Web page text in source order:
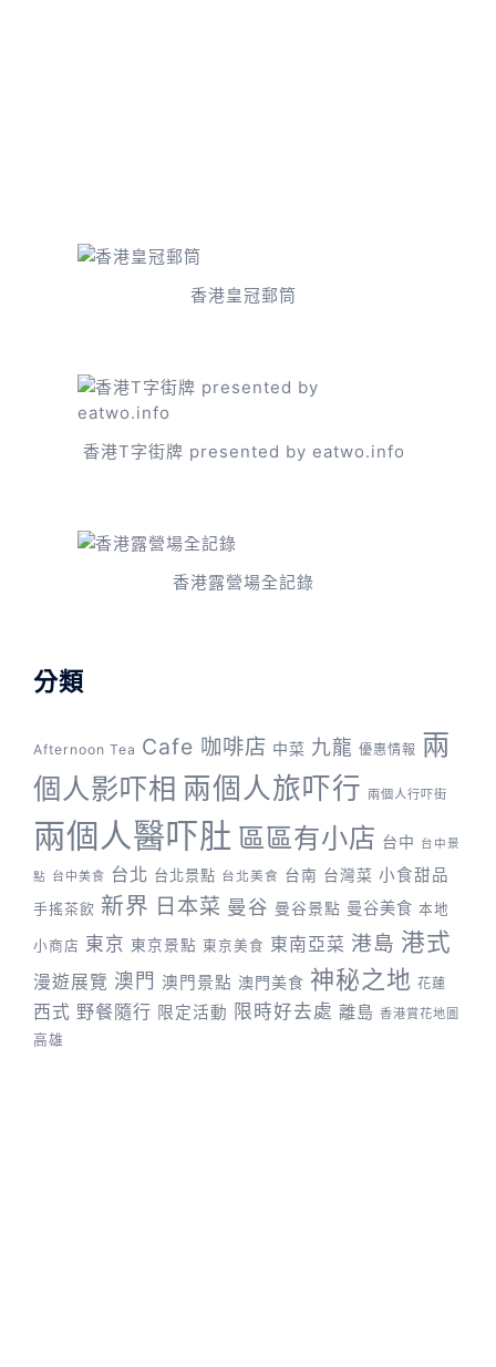
香港皇冠郵筒
香港T字街牌 presented by eatwo.info
香港露營場全記錄
分類
Afternoon Tea Cafe 咖啡店 中菜 九龍 優惠情報 兩
個人影吓相 兩個人旅吓行 兩個人行吓街
兩個人醫吓肚 區區有小店 台中 台中景
點 台中美食 台北 台北景點 台北美食 台南 台灣菜 小食甜品
手搖茶飲 新界 日本菜 曼谷 曼谷景點 曼谷美食 本地
小商店 東京 東京景點 東京美食 東南亞菜 港島 港式
漫遊展覽 澳門 澳門景點 澳門美食 神秘之地 花蓮
西式 野餐隨行 限定活動 限時好去處 離島 香港賞花地圖
高雄